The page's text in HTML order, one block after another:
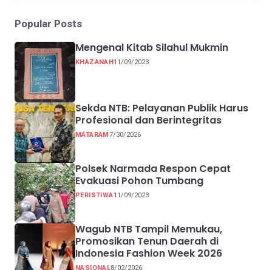
Popular Posts
Mengenal Kitab Silahul Mukmin
KHAZANAH11/09/2023
Sekda NTB: Pelayanan Publik Harus
Profesional dan Berintegritas
MATARAM7/30/2026
Polsek Narmada Respon Cepat
Evakuasi Pohon Tumbang
PERISTIWA11/09/2023
Wagub NTB Tampil Memukau,
Promosikan Tenun Daerah di
Indonesia Fashion Week 2026
NASIONAL8/02/2026